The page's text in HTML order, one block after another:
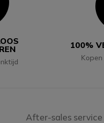
100%
After-sales service